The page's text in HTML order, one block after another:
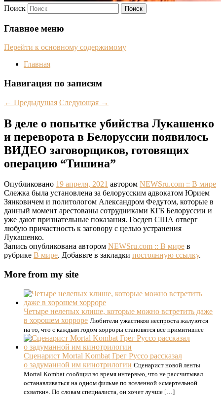
Поиск
Главное меню
Перейти к основному содержимому
Главная
Навигация по записям
← Предыдущая Следующая →
В деле о попытке убийства Лукашенко
и переворота в Белоруссии появилось
ВИДЕО заговорщиков, готовящих
операцию “Тишина”
Опубликовано 19 апреля, 2021 автором NEWSru.com :: В мире
Слежка была установлена за белорусским адвокатом Юрием
Зянковичем и политологом Александром Федутом, которые в
данный момент арестованы сотрудниками КГБ Белоруссии и
уже дают признательные показания. Госдеп США отверг
любую причастность к заговору с целью устранения
Лукашенко.
Запись опубликована автором NEWSru.com :: В мире в
рубрике В мире. Добавьте в закладки постоянную ссылку.
More from my site
Четыре нелепых клише, которые можно встретить даже
в хорошем хорроре Любители ужастиков неспроста жалуются
на то, что с каждым годом хорроры становятся все примитивнее
Сценарист Mortal Kombat Грег Руссо рассказал
о задуманной им кинотрилогии Сценарист новой ленты
Mortal Kombat сообщил во время интервью, что не рассчитывал
останавливаться на одном фильме по вселенной «смертельной
схватки». По словам специалиста, он хочет лучше […]